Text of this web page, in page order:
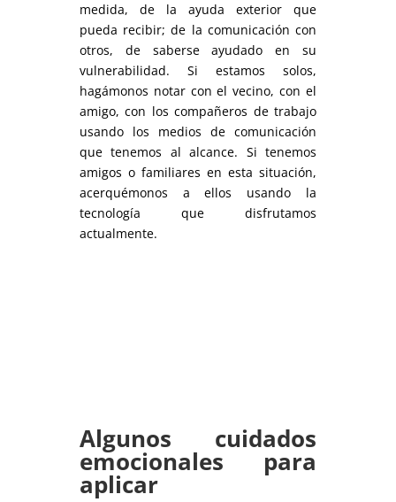
medida, de la ayuda exterior que
pueda recibir; de la comunicación con
otros, de saberse ayudado en su
vulnerabilidad. Si estamos solos,
hagámonos notar con el vecino, con el
amigo, con los compañeros de trabajo
usando los medios de comunicación
que tenemos al alcance. Si tenemos
amigos o familiares en esta situación,
acerquémonos a ellos usando la
tecnología que disfrutamos
actualmente.
Algunos cuidados
emocionales para
aplicar